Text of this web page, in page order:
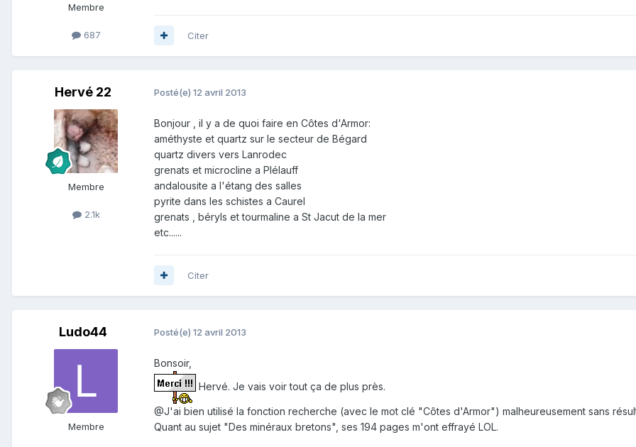
Membre
687 Citer
Hervé 22
Membre
2.1k
Posté(e) 12 avril 2013
Bonjour , il y a de quoi faire en Côtes d'Armor:
améthyste et quartz sur le secteur de Bégard
quartz divers vers Lanrodec
grenats et microcline a Plélauff
andalousite a l'étang des salles
pyrite dans les schistes a Caurel
grenats , béryls et tourmaline a St Jacut de la mer
etc......
Citer
Ludo44
Membre
Posté(e) 12 avril 2013
Bonsoir,
Hervé. Je vais voir tout ça de plus près.
@J'ai bien utilisé la fonction recherche (avec le mot clé "Côtes d'Armor") malheureusement sans
Quant au sujet "Des minéraux bretons", ses 194 pages m'ont effrayé LOL.